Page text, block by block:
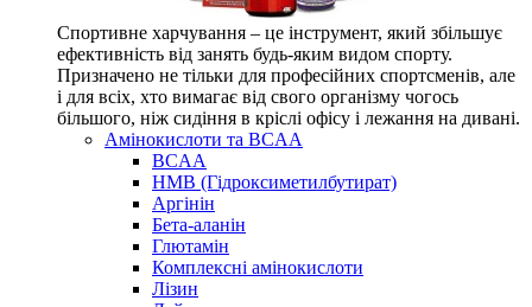
Спортивне харчування – це інструмент, який збільшує
ефективність від занять будь-яким видом спорту.
Призначено не тільки для професійних спортсменів, але
і для всіх, хто вимагає від свого організму чогось
більшого, ніж сидіння в кріслі офісу і лежання на дивані.
Амінокислоти та BCAA
BCAA
HMB (Гідроксиметилбутират)
Аргінін
Бета-аланін
Глютамін
Комплексні амінокислоти
Лізин